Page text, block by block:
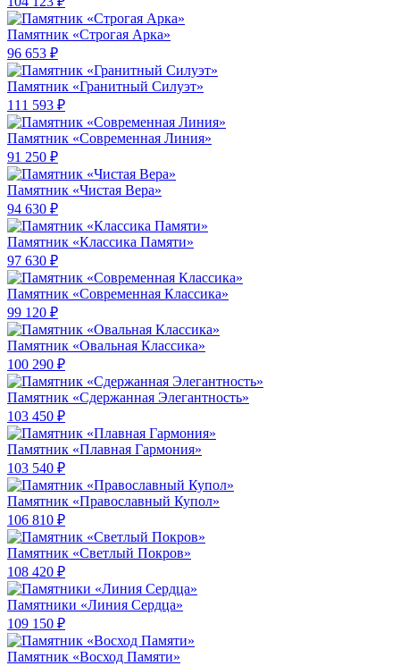
Памятник «Строгая Арка»
96 653 ₽
Памятник «Гранитный Силуэт»
111 593 ₽
Памятник «Современная Линия»
91 250 ₽
Памятник «Чистая Вера»
94 630 ₽
Памятник «Классика Памяти»
97 630 ₽
Памятник «Современная Классика»
99 120 ₽
Памятник «Овальная Классика»
100 290 ₽
Памятник «Сдержанная Элегантность»
103 450 ₽
Памятник «Плавная Гармония»
103 540 ₽
Памятник «Православный Купол»
106 810 ₽
Памятник «Светлый Покров»
108 420 ₽
Памятники «Линия Сердца»
109 150 ₽
Памятник «Восход Памяти»